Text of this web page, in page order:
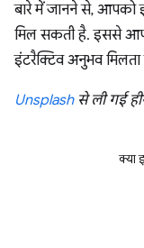
बारे में जानने से, आपको
मिल सकती है. इससे
इंटरैक्टिव अनुभव मिलता
Unsplashसे ली गई
क्या